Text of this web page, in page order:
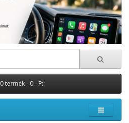
0 termék - 0.- Ft